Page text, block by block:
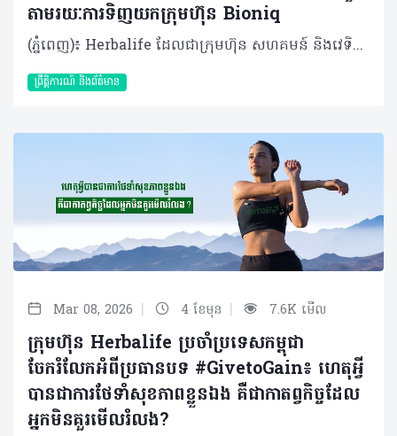
តាមរយៈការទិញយកក្រុមហ៊ុន Bioniq
(ភ្នំពេញ)៖ Herbalife ដែលជាក្រុមហ៊ុន សហគមន៍ និងវេទិកាភ្ជាប់ទំនាក់ទំនង លំដាប់ថ្នាក់ពិភពលោក ផ្នែកសុខភាព និងសុខុមាលភាពបានចែករំលែកអំពី ការប្រកាសអំពីកិច្ចព្រមព្រៀងក្នុងការទិញយកទ្រព្យសម្បត្តិមួយចំនួនពីក្រុមហ៊ុន Bioniq ដែលជាក្រុមហ៊ុនអាហារូបត្ថម្ភផ្ទាល់ខ្លួន ដែលមានមូលដ្ឋាននៅចក្រភពអង់គ្លេស។ ប្រតិបត្តិការនេះនឹងជម្រុញ Herbalife ឱ្យឈានទៅមុខមួយកម្រិតទៀត ក្នុងនាមជាក្រុមហ៊ុនសុខភាព និងសុខុមាលភាពដែលផ្អែកលើបច្ចេកវិទ្យា និងទិន្នន័យ។ លោក Stephan Gratziani នាយកប្រតិបត្តិក្រុមហ៊ុន Herbalife បានមានប្រសាសន៍ថា៖ “សុខភាព និងសុខុមាលភាព គឺកាន់តែមានលក្ខណៈផ្ទាល់ខ្លួន និងផ្អែកលើទិន្នន័យព័ត៌មាន។ តាមរយៈការបញ្ចូលបច្ចេកវិទ្យាអាហារូបត្ថម្ភផ្ទាល់ខ្លួនរបស់ Bioniq ជាមួយ Pro2col តាមរយៈបណ្តាញចែកចាយទូទាំងពិភពលោករបស់យើង គឺយើងកំពុងពង្រីកវិសាលភាពក្នុងការផ្តល់ជូននូវសុខុមាលភាពផ្ទាល់ខ្លួនក្នុងកម្រិតដ៏ធំធេងមួយ”។ Bioniq បង្កើតរូបមន្តអាហារូបត្ថម្ភផ្ទាល់ខ្លួនដោយប្រើប្រាស់បច្ចេកវិទ្យា ព័ត៌មានសុខភាពបុគ្គល និងមូលដ្ឋានទិន្នន័យជីវសញ្ញាផ្ទាល់ខ្លួន។ រូបមន្តអាហារូបត្ថម្ភរបស់ Bioniq ត្រូវបានរចនាឡើងសម្រាប់បុគ្គលជាច្រើនប្រភេទ ចាប់ពីអ្នកប្រើប្រាស់ទូទៅ រហូតដល់អត្តពលិកលំដាប់ពិភពលោក រួមទាំងលោក Cristiano Ronaldo ផងដែរ។ Bioniq នឹងមកបំពេញបន្ថែមលើ Pro2col និង Link BioSciences ដែលត្រូវបានទិញយកក្នុងគ្រាមុនដោយ Herbalife។ ការទិញយកទ្រព្យសម្បត្តិរបស់ Bioniq អនុញ្ញាតឱ្យ Herbalife អាចផ្តល់ជូននូវអាហារូបត្ថម្ភផ្ទាល់ខ្លួនកាន់តែទូលំទូលាយ និងបានកាន់តែច្រើនទម្រង់ជាងមុន។ ការរួមបញ្ចូលគ្នានៃបច្ចេកវិទ្យារបស់ Bioniq ជាមួយនឹងជំនាញផលិតកម្មរបស់ Herbalife នឹងអនុញ្ញាតឱ្យក្រុមហ៊ុនពង្រីកអាហាររូបត្ថម្ភបានក្នុងកម្រិតកាន់តែធំ និងកាន់តែលឿនរហ័ស។ លោក Vadim Fedotov ស្ថាបនិក និងជាប្រធានក្រុមហ៊ុន Bioniq បានមានប្រសាសន៍ថា៖ «ខ្ញុំបានបង្កើត Bioniq ក្នុងឆ្នាំ ២០១៩ ជាមួយនឹងចក្ខុវិស័យក្នុងការជួយមនុស្សដើម្បីធ្វើឱ្យសុខុមាលភាពរបស់ពួកគេកាន់តែប្រសើរ តាមរយៈវិធីសាស្ត្រអាហារូបត្ថម្ភ ដែលផ្អែកលើវិទ្យាសាស្ត្រ ដែលរួមបញ្ចូលទិន្នន័យជីវសញ្ញា និងរបៀបរស់នៅរបស់បុគ្គលផ្ទាល់ខ្លួន។ខ្ញុំរីករាយដែលបានចូលរួមជាមួយ Herbalife រួមជាមួយនឹងបណ្តាញចែកចាយទូទាំងពិភពលោក និងការប្តេជ្ញាចិត្តក្នុងការលើកកម្ពស់សុខុមាលភាពក្នុងកម្រិតជាសកលរបស់ Herbalife»។ លោក Cristiano Ronaldo ដែលជាដៃគូរបស់ Herbalife និងជាម្ចាស់ភាគហ៊ុនម្នាក់របស់ Bioniq ផងនោះ គាំទ្រយ៉ាងពេញទំហឹងនូវគោលដៅរបស់ Herbalife ក្នុងការនាំយកអាហាររូបត្តម្ភដែលរៀបចំតាមតម្រូវការបុគ្គល ទៅកាន់មនុស្សកាន់តែច្រើននៅទូទាំងពិភពលោក តាមរយៈបណ្តាញអ្នកចែកចាយឯករាជ្យដែលមានស្រាប់។ លោក Cristiano Ronaldo បានមានប្រសាសន៍ថា៖ “ពេញមួយអាជីពរបស់ខ្ញុំ ជីវមាត្រ (biometrics) និងអាហាររូបត្តម្ភផ្ទាល់ខ្លួន គឺជាចំណុចស្នូលក្នុងការជួយឱ្យខ្ញុំអាចធ្វើសកម្មភាព និងប្រកួតប្រជែងក្នុងកម្រិតខ្ពស់បំផុតមួយបាន។ ក្នុងនាមជាអ្នកប្រើប្រាស់ Herbalife និង Bioniq ផ្ទាល់ជាច្រើនឆ្នាំមកនេះ ខ្ញុំយល់ច្បាស់ថាការប្រើប្រាស់អាហារូបត្ថម្ភដែលរៀបចំឱ្យត្រូវតាមតម្រូវការជាក់ស្តែង ពិតជាមានសារៈសំខាន់ណាស់ក្នុងការជួយឱ្យរាងកាយ និងសមត្ថភាពរបស់ខ្ញុំអាចឡើងទៅដល់កម្រិតខ្ពស់បាន។ ខ្ញុំពិតជារីករាយណាស់ដែលបានឃើញ Bioniq ក្លាយជាផ្នែកមួយនៃវិសាលភាពដ៏ធំធេងរបស់ Herbalife ក្នុងការជម្រុញអោយមនុស្សបានយល់ដឹងអំពីអាហារូបត្ថម្ភក៏ដូចជាសុខមាលភាពផ្ទាល់ខ្លួន”។ ប្រតិបត្តិការនេះត្រូវបានរំពឹងថានឹងបញ្ចប់នៅក្នុងត្រីមាសទីពីរនៃឆ្នាំ២០២៦បន្ទាប់ពីឆ្លងកាត់ការត្រួតពិនិត្យតាមច្បាប់ និងលក្ខខណ្ឌផ្សេងៗរួចរាល់។តម្លៃសរុបនៃការទិញមានចំនួន ៥៥ លានដុល្លារ ហើយនឹងត្រូវបង់ក្នុងរយៈពេល ៥ ឆ្នាំ ដោយទូទាត់ដំបូងចំនួន ១០ លានដុល្លារនៅពេលបញ្ចប់កិច្ចសន្យា។ ក្រៅពីនេះ ក្រុមហ៊ុនក៏នឹងបន្ថែមទឹកប្រាក់រហូតដល់ ៩៥ លានដុល្លារទៀតផងដែរ ប្រសិនបើអាជីវកម្មនេះសម្រេចបានលទ្ធផលល្អទៅតាមគោលដៅនាពេលខាងមុខ។ ជាផ្នែកមួយនៃប្រតិបត្តិការនេះ Herbalife ក៏ទទួលបានសិទ្ធិទិញយក (call option) ក្រុមហ៊ុន Bioniq LAB ដែលជាបណ្តាញដាច់ដោយឡែកមួយផ្តោតលើម៉ូលេគុលតូចៗ និង peptides។ ជម្រើសនេះជួយឱ្យក្រុមហ៊ុនមានភាពបត់បែនក្នុងការសិក្សាពីឱកាសថ្មីៗក្នុងវិស័យនេះ ប្រកបដោយសុក្រិតភាព និងការប្រើប្រាស់ដើមទុនដោយមានប្រសិទ្ធភាព។ ផលិតផល Bioniq អាចរំពឹងថានឹងមាននៅចុងឆ្នាំ២០២៦នេះ តាមរយៈអ្នកចែកចាយឯករាជ្យ Herbalife ក្នុងប្រទេសមួយចំនួនក្នុងតំបន់អឺរ៉ុប និងសហរដ្ឋអាមេរិក ហើយទីផ្សារបន្ថែមទៀតនឹងមានជាបន្តបន្ទាប់នាពេលខាងមុខ។ អំពី Bioniq Bioniq ចាប់ផ្តើមដំណើរការក្នុងឆ្នាំ២០១៩ នៅទីក្រុងឡុងដ៍ ចក្រភពអង់គ្លេស ជាក្រុមហ៊ុនឈានមុខគេក្នុងការផ្តល់អាហារូបត្ថម្ភផ្ទាល់ខ្លួន ផ្អែកលើកម្រងសំណួរផ្ទាល់ខ្លួន និងទិន្នន័យដែលទទួលបានតាមរយៈការធ្វើតេស្តឈាមដោយផ្ទាល់។ Bioniq ផ្ដល់សេវាកម្មដឹកជញ្ជូនទូទាំងសកលលោក និងមានទិន្នន័យព័ត៌មានអាហារូបត្ថម្ភដ៏ធំសម្បើម ជួយឱ្យក្រុមហ៊ុនបង្កើតរូបមន្តអាហារូបត្ថម្ភផ្ទាល់ខ្លួនដល់មនុស្សរាប់សែននាក់ដោយកំណត់យកតែសារធាតុចិញ្ចឹម និងកម្រិតប្រើប្រាស់ណាដែលរាងកាយរបស់បុគ្គលម្នាក់ៗកំពុងខ្វះខាតពិតប្រាកដ។ សម្រាប់ព័ត៌មានបន្ថែម សូមចូលទៅកាន់៖ https://www.bioniq.com/ ។ អំពីក្រុមហ៊ុន Herbalife ក្រុមហ៊ុន Herbalife (NYSE: HLF) គឺជាក្រុមហ៊ុនសុខភាព និងសុខុមាលភាពឈានមុខគេ និងជាសហគមន៍ដែលកំពុងផ្លាស់ប្តូរជីវិតរបស់មនុស្សជាមួយនឹងផលិតផលអាហារូបត្ថម្ភដ៏អស្ចារ្យ និងជាឱកាសអាជីវកម្មសម្រាប់សមាជិកឯករាជ្យ​របស់ខ្លួនចាប់តាំងពីឆ្នាំ 1980។ ក្រុមហ៊ុនផ្តល់ជូននូវផលិតផលដែលគាំទ្រដោយវិទ្យាសាស្រ្តដល់អ្នកប្រើប្រាស់នៅក្នុងទីផ្សារជាង 90។ តាមរយៈសមាជិកឯករាជ្យដែលផ្តល់ជូននូវការបណ្តុះបណ្តាលមួយទល់មួយ និងផ្តល់ការគាំទ្រសហគមន៍ដោយបំផុសគំនិតឱ្យអតិថិជនប្រកាន់ខ្ជាប់នូវរបៀបរស់នៅដែលមានភាពសកម្ម។
ព្រឹត្តិការណ៍ និងព័ត៌មាន
Mar 08, 2026 | 4 ខែមុន | 7.6K មើល
ក្រុមហ៊ុន Herbalife ប្រចាំប្រទេសកម្ពុជា
ចែករំលែកអំពីប្រធានបទ #GivetoGain៖ ហេតុអ្វី
បានជាការថែទាំសុខភាពខ្លួនឯង គឺជាកាតព្វកិច្ចដែល
អ្នកមិនគួរមើលរំលង?